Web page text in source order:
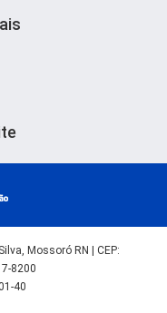
Mossoró RN | CEP:
8200
40